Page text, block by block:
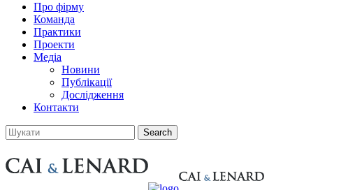
Про фірму
Команда
Практики
Проекти
Медіа
Новини
Публікації
Дослідження
Контакти